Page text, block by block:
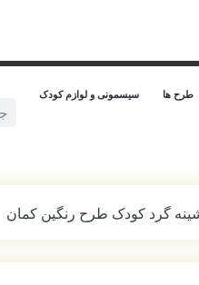
طرح ها سیسمونی و لوازم کودک
گرد کودک طرح رنگین کمان